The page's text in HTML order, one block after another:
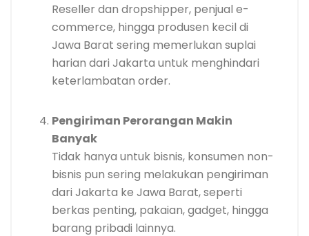
Reseller dan dropshipper, penjual e-
commerce, hingga produsen kecil di
Jawa Barat sering memerlukan suplai
harian dari Jakarta untuk menghindari
keterlambatan order.
Pengiriman Perorangan Makin
Banyak
Tidak hanya untuk bisnis, konsumen non-
bisnis pun sering melakukan pengiriman
dari Jakarta ke Jawa Barat, seperti
berkas penting, pakaian, gadget, hingga
barang pribadi lainnya.